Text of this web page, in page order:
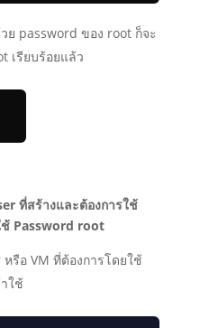
ย password ของ root ก็จะ
เรียบร้อยแล้ว
ที่สร้างและต้องการใช้
Password root
หรือ VM ที่ต้องการโดยใช้
ใช้